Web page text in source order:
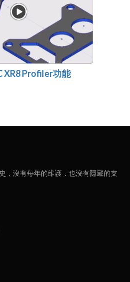
XR8 Profiler功能
，沒有每年的維護，也沒有隱藏的支